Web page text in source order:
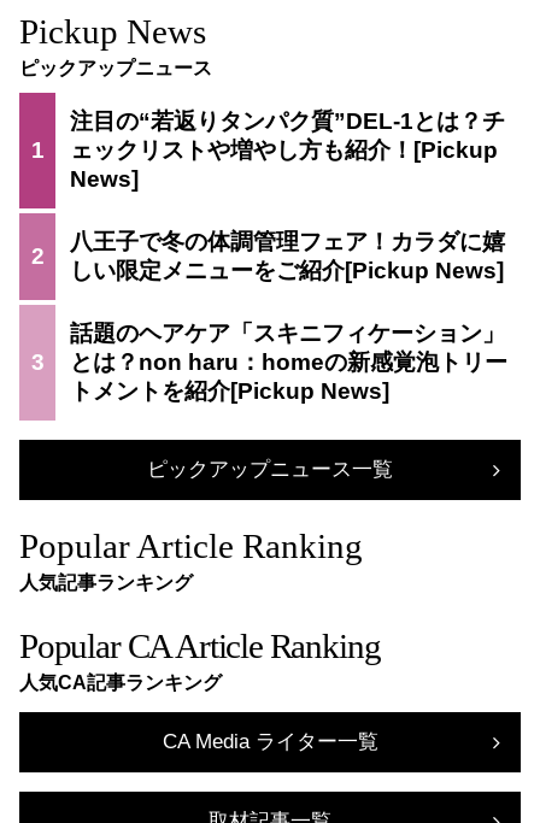
Pickup News
ピックアップニュース
1
注目の“若返りタンパク質”DEL-1とは？チ
ェックリストや増やし方も紹介！
2
八王子で冬の体調管理フェア！カラダに嬉
しい限定メニューをご紹介
3
話題のヘアケア「スキニフィケーション」
とは？non haru：homeの新感覚泡トリー
トメントを紹介
ピックアップニュース一覧
Popular Article Ranking
人気記事ランキング
Popular CA Article Ranking
人気CA記事ランキング
CA Media ライター一覧